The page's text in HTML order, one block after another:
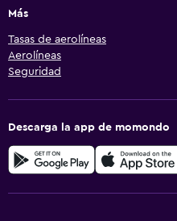
Más
Tasas de aerolíneas
Aerolíneas
Seguridad
Descarga la app de momondo